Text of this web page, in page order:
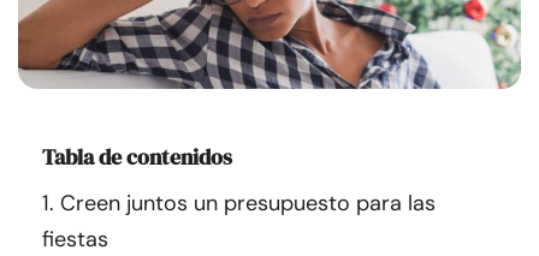
Ayuda
Cursos
Recursos
Comunidad
Tabla de contenidos
1. Creen juntos un presupuesto para las
fiestas